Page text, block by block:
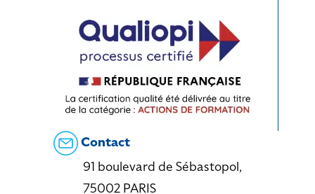
Contact
91 boulevard de Sébastopol,
75002 PARIS